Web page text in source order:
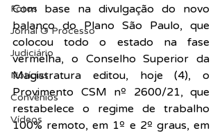
Fotos
Jornal O Processo
Judiciário
Notícias
Convênios
Vídeos
Com base na divulgação do novo
balanço do Plano São Paulo, que
colocou todo o estado na fase
vermelha, o Conselho Superior da
Provimento CSM nº 2600/21, que
restabelece o regime de trabalho
100% remoto, em 1º e 2º graus, em